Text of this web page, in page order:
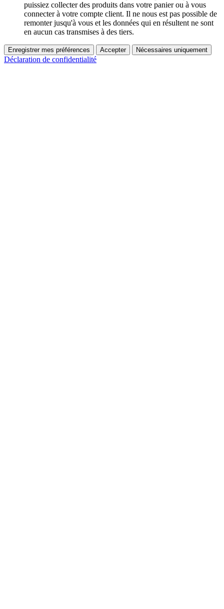
puissiez collecter des produits dans votre panier ou à vous
connecter à votre compte client. Il ne nous est pas possible de
remonter jusqu'à vous et les données qui en résultent ne sont
en aucun cas transmises à des tiers.
Enregistrer mes préférences Accepter Nécessaires uniquement
Déclaration de confidentialité